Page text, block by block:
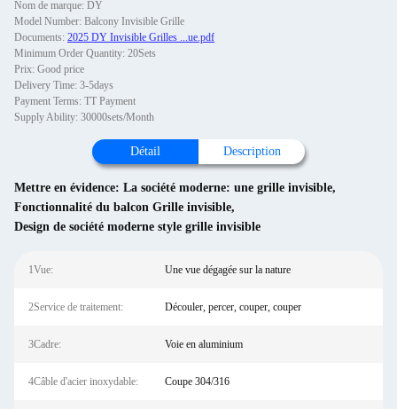
Nom de marque: DY
Model Number: Balcony Invisible Grille
Documents: 2025 DY Invisible Grilles ...ue.pdf
Minimum Order Quantity: 20Sets
Prix: Good price
Delivery Time: 3-5days
Payment Terms: TT Payment
Supply Ability: 30000sets/Month
Détail Description
Mettre en évidence: La société moderne: une grille invisible,
Fonctionnalité du balcon Grille invisible,
Design de société moderne style grille invisible
1Vue: Une vue dégagée sur la nature
2Service de traitement: Découler, percer, couper, couper
3Cadre: Voie en aluminium
4Câble d'acier inoxydable: Coupe 304/316